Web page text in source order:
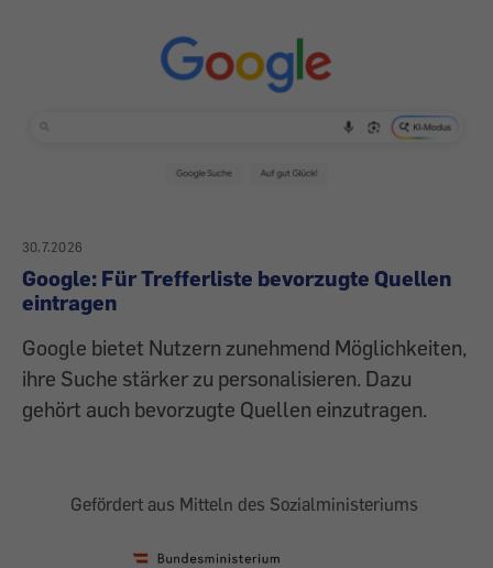
30.7.2026
Google: Für Trefferliste bevorzugte Quellen
eintragen
Google bietet Nutzern zunehmend Möglichkeiten,
ihre Suche stärker zu personalisieren. Dazu
gehört auch bevorzugte Quellen einzutragen.
Gefördert aus Mitteln des Sozialministeriums